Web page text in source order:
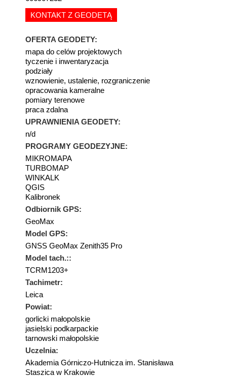
KONTAKT Z GEODETĄ
OFERTA GEODETY:
mapa do celów projektowych
tyczenie i inwentaryzacja
podziały
wznowienie, ustalenie, rozgraniczenie
opracowania kameralne
pomiary terenowe
praca zdalna
UPRAWNIENIA GEODETY:
n/d
PROGRAMY GEODEZYJNE:
MIKROMAPA
TURBOMAP
WINKALK
QGIS
Kalibronek
Odbiornik GPS:
GeoMax
Model GPS:
GNSS GeoMax Zenith35 Pro
Model tach.::
TCRM1203+
Tachimetr:
Leica
Powiat:
gorlicki małopolskie
jasielski podkarpackie
tarnowski małopolskie
Uczelnia:
Akademia Górniczo-Hutnicza im. Stanisława
Staszica w Krakowie